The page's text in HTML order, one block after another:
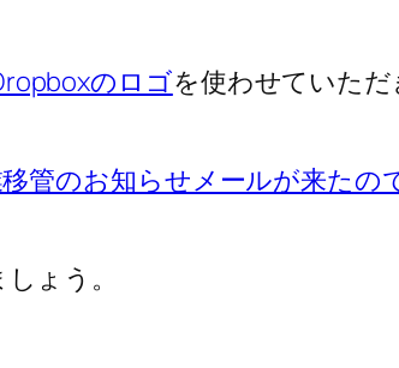
のロゴを使わせていた
管のお知らせメールが来た
ょう。